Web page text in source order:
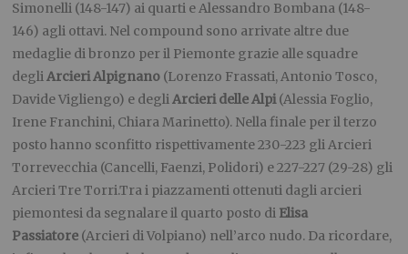
Simonelli (148-147) ai quarti e Alessandro Bombana (148-
146) agli ottavi. Nel compound sono arrivate altre due
medaglie di bronzo per il Piemonte grazie alle squadre
degliArcieri Alpignano (Lorenzo Frassati, Antonio Tosco,
Davide Vigliengo) e degliArcieri delle Alpi(Alessia Foglio,
Irene Franchini, Chiara Marinetto). Nella finale per il terzo
posto hanno sconfitto rispettivamente 230-223 gli Arcieri
Torrevecchia (Cancelli, Faenzi, Polidori) e 227-227 (29-28) gli
Arcieri Tre Torri.Tra i piazzamenti ottenuti dagli arcieri
piemontesi da segnalare il quarto posto di Elisa
Passiatore (Arcieri di Volpiano) nell’arco nudo. Da ricordare,